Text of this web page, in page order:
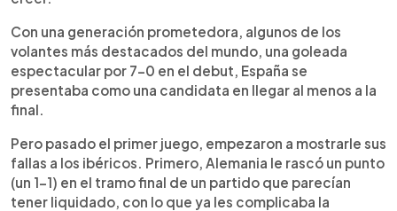
Con una generación prometedora, algunos de los
volantes más destacados del mundo, una goleada
espectacular por 7-0 en el debut, España se
presentaba como una candidata en llegar al menos a la
final.
Pero pasado el primer juego, empezaron a mostrarle sus
fallas a los ibéricos. Primero, Alemania le rascó un punto
(un 1-1) en el tramo final de un partido que parecían
tener liquidado, con lo que ya les complicaba la